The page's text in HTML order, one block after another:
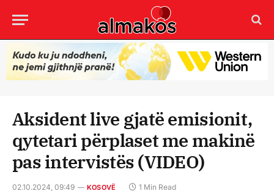
Aksident live gjatë emisionit,
qytetari përplaset me makinë
pas intervistës (VIDEO)
02.10.2024, 09:49 KOSOVË 1 Min Read